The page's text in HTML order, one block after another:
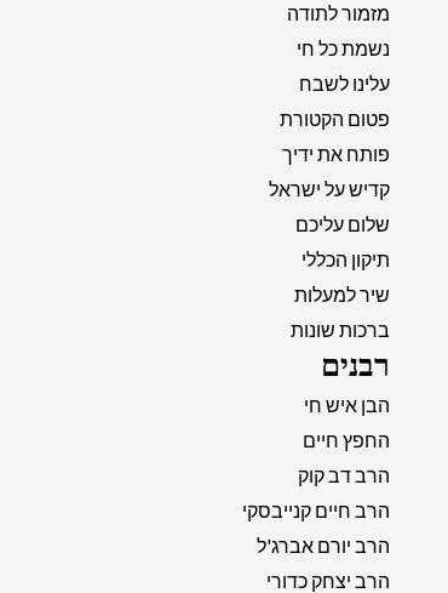
מזמור לתודה
נשמת כל חי
עלינו לשבח
פטום הקטורת
פותח את ידיך
קדיש על ישראל
שלום עליכם
תיקון הכללי
שיר למעלות
ברכות שונות
רבנים
הבן איש חי
החפץ חיים
הרב דב קוק
הרב חיים קנייבסקי
הרב יורם אברג'ל
הרב יצחק כדורי